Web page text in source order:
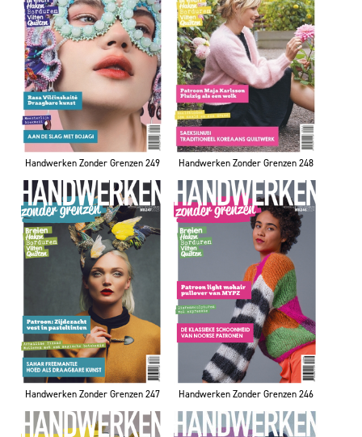
Handwerken Zonder Grenzen 249 Handwerken Zonder Grenzen 248
Handwerken Zonder Grenzen 247 Handwerken Zonder Grenzen 246